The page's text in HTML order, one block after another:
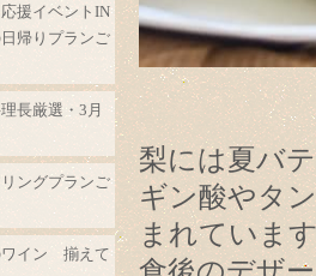
梨には夏バ
ギン酸やタ
まれていま
援イベントIN
帰りプランご
長厳選・3月
ングプランご
ワイン 揃えて